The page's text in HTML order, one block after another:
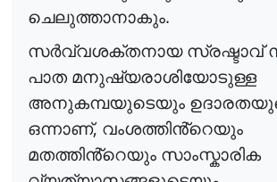
ചെലുത്താനാകും.
സർവ്വശക്തനായ സ്രഷ്ടാവ്
പാത മനുഷ്യരാശിയോടുള്ള
അനുകമ്പയുടെയും
ഒന്നാണ്, വംശത്തിൻ്റെയും
മതത്തിൻ്റെയും സാംസ്കാരിക